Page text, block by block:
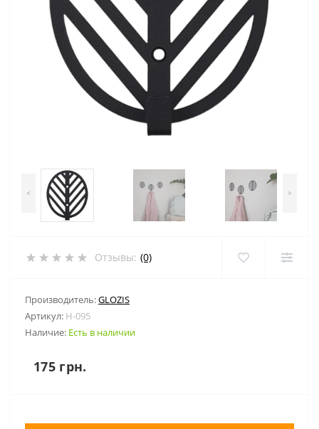
< >
Отзывы: (0)
Производитель:GLOZIS
Артикул: H-095
Наличие: Есть в наличии
175 грн.